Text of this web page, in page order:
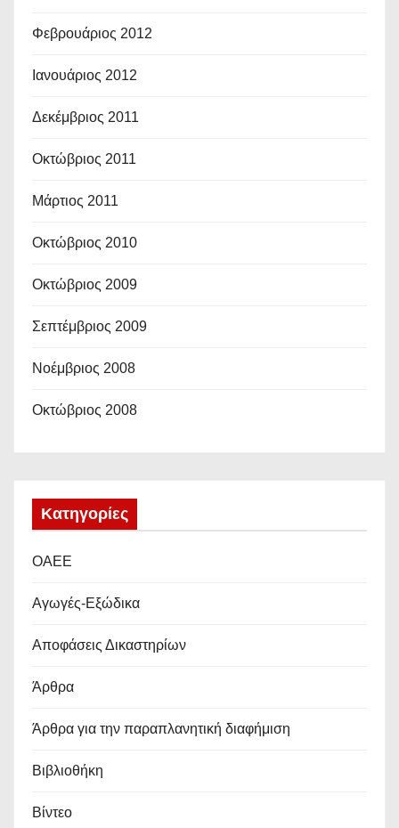
Φεβρουάριος 2012
Ιανουάριος 2012
Δεκέμβριος 2011
Οκτώβριος 2011
Μάρτιος 2011
Οκτώβριος 2010
Οκτώβριος 2009
Σεπτέμβριος 2009
Νοέμβριος 2008
Οκτώβριος 2008
Kατηγορίες
OAEE
Αγωγές-Εξώδικα
Αποφάσεις Δικαστηρίων
Άρθρα
Άρθρα για την παραπλανητική διαφήμιση
Βιβλιοθήκη
Βίντεο